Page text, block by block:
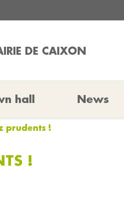
DE CAIXON
hall News
prudents !
!